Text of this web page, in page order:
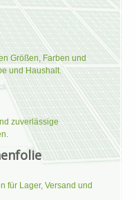
Größen, Farben und
und Haushalt.
zuverlässige
für Lager, Versand und